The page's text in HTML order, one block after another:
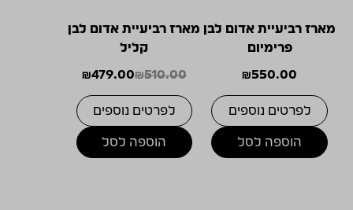
מארז רביעיית אדום לבן
פרימיום
₪550.00
לפרטים נוספים
הוספה לסל
מארז רביעיית אדום לבן
קליל
₪510.00
המחיר
₪510.00.
₪479.00
המחיר
₪479.00.
לפרטים נוספים
הוספה לסל